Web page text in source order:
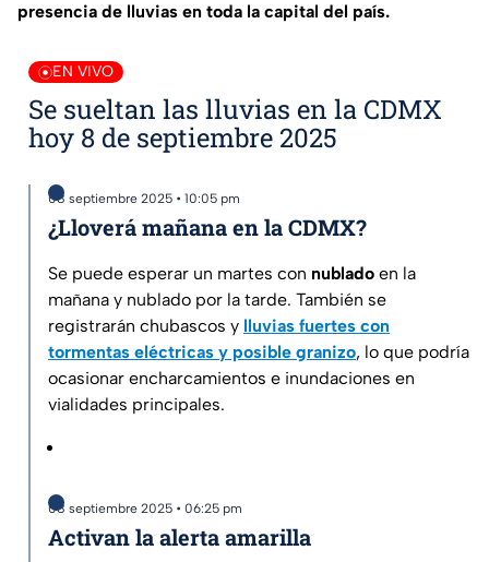
presencia de lluvias en toda la capital del país.
EN VIVO
Se sueltan las lluvias en la CDMX
hoy 8 de septiembre 2025
08 septiembre 2025 • 10:05 pm
¿Lloverá mañana en la CDMX?
Se puede esperar un martes con nublado en la
mañana y nublado por la tarde. También se
registrarán chubascos y lluvias fuertes con
tormentas eléctricas y posible granizo, lo que podría
ocasionar encharcamientos e inundaciones en
vialidades principales.
08 septiembre 2025 • 06:25 pm
Activan la alerta amarilla